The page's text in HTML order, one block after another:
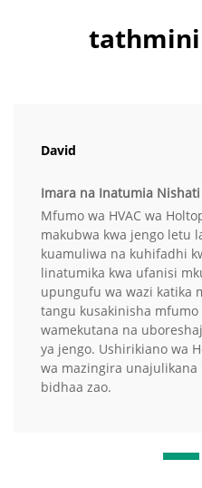
David
Imara na Inatumia
Mfumo wa HVAC wa
makubwa kwa jengo letu
kuamuliwa na kuhifadhi
linatumika kwa ufanisi
upungufu wa wazi katika
tangu kusakinisha
wamekutana na
ya jengo. Ushirikiano wa
wa mazingira unajulikana
bidhaa zao.